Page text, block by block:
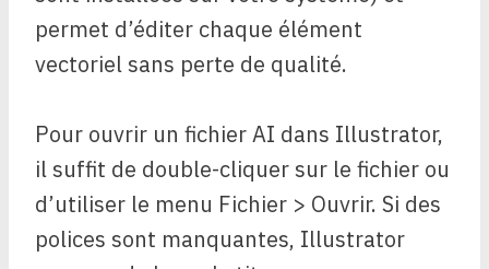
permet d’éditer chaque élément
vectoriel sans perte de qualité.
Pour ouvrir un fichier AI dans Illustrator,
il suffit de double-cliquer sur le fichier ou
d’utiliser le menu Fichier > Ouvrir. Si des
polices sont manquantes, Illustrator